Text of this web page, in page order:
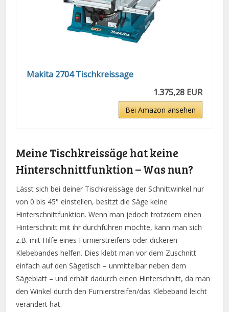
Makita 2704 Tischkreissage
1.375,28 EUR
Bei Amazon ansehen
Meine Tischkreissäge hat keine
Hinterschnittfunktion – Was nun?
Lässt sich bei deiner Tischkreissäge der Schnittwinkel nur
von 0 bis 45° einstellen, besitzt die Säge keine
Hinterschnittfunktion. Wenn man jedoch trotzdem einen
Hinterschnitt mit ihr durchführen möchte, kann man sich
z.B. mit Hilfe eines Furnierstreifens oder dickeren
Klebebandes helfen. Dies klebt man vor dem Zuschnitt
einfach auf den Sägetisch – unmittelbar neben dem
Sägeblatt – und erhält dadurch einen Hinterschnitt, da man
den Winkel durch den Furnierstreifen/das Klebeband leicht
verändert hat.